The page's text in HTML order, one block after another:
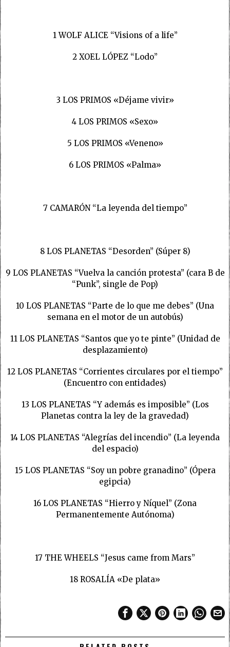
1 WOLF ALICE “Visions of a life”
2 XOEL LÓPEZ “Lodo”
3 LOS PRIMOS «Déjame vivir»
4 LOS PRIMOS «Sexo»
5 LOS PRIMOS «Veneno»
6 LOS PRIMOS «Palma»
7 CAMARÓN “La leyenda del tiempo”
8 LOS PLANETAS “Desorden” (Súper 8)
9 LOS PLANETAS “Vuelva la canción protesta” (cara B de
“Punk”, single de Pop)
10 LOS PLANETAS “Parte de lo que me debes” (Una
semana en el motor de un autobús)
11 LOS PLANETAS “Santos que yo te pinte” (Unidad de
desplazamiento)
12 LOS PLANETAS “Corrientes circulares por el tiempo”
(Encuentro con entidades)
13 LOS PLANETAS “Y además es imposible” (Los
Planetas contra la ley de la gravedad)
14 LOS PLANETAS “Alegrías del incendio” (La leyenda
del espacio)
15 LOS PLANETAS “Soy un pobre granadino” (Ópera
egipcia)
16 LOS PLANETAS “Hierro y Níquel” (Zona
Permanentemente Autónoma)
17 THE WHEELS “Jesus came from Mars”
18 ROSALÍA «De plata»